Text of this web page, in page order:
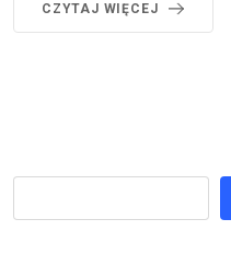
CZYTAJ WIĘCEJ